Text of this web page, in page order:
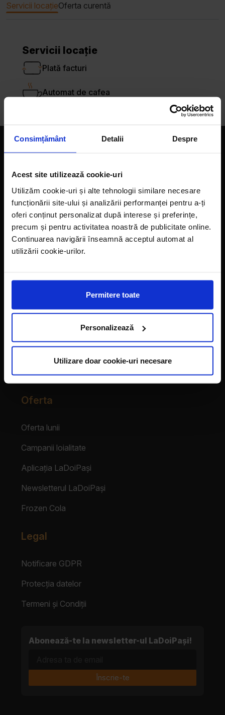
Consimțământ Detalii Despre
Acest site utilizează cookie-uri
Utilizăm cookie-uri și alte tehnologii similare necesare
funcționării site-ului și analizării performanței pentru a-ți
oferi conținut personalizat după interese și preferințe,
precum și pentru activitatea noastră de publicitate online.
Continuarea navigării înseamnă acceptul automat al
utilizării cookie-urilor.
Permitere toate
Personalizează
Utilizare doar cookie-uri necesare
Servicii locațieOferta curentă
Servicii locație
Plată facturi
Automat de cafea
Magazine
Despre noi
LaDoiPași Extra
Hora reciclării
Contact
Franciza LaDoiPași
Login Partener
Oferta
Oferta lunii
Campanii loialitate
Aplicația LaDoiPași
Newsletterul LaDoiPași
Frozen Cola
Legal
Notificare GDPR
Protecția datelor
Termeni și Condiții
Abonează-te la newsletter-ul LaDoiPași!
Înscrie-te